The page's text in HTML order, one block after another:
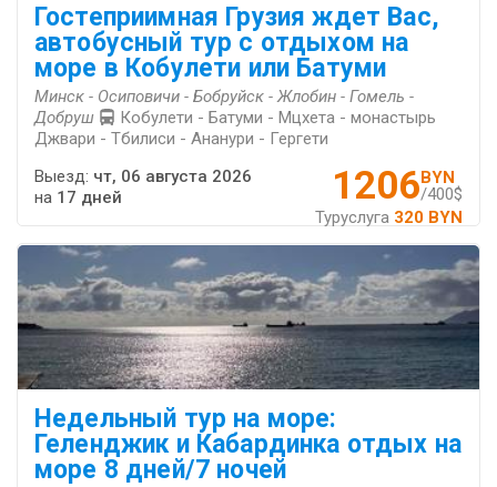
Гостеприимная Грузия ждет Вас,
автобусный тур с отдыхом на
море в Кобулети или Батуми
Минск - Осиповичи - Бобруйск - Жлобин - Гомель -
Добруш
Кобулети - Батуми - Мцхета - монастырь
Джвари - Тбилиси - Ананури - Гергети
1206BYN
/400$
Туруслуга 320 BYN
Выезд: чт, 06 августа 2026
на 17 дней
Недельный тур на море:
Геленджик и Кабардинка отдых на
море 8 дней/7 ночей